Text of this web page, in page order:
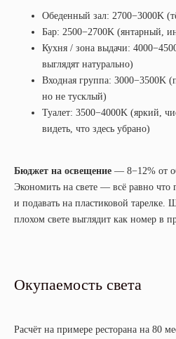
Обеденный зал: 2700−3000K
Бар: 2500−2700K (янтарный,
Кухня / зона выдачи:
выглядят натурально)
Входная группа: 3000−3500K
но не тусклый)
Туалет: 3500−4000K (яркий,
видеть, что здесь убрано)
Бюджет на освещение — 8−12% от
Экономить на свете — всё равно что
и подавать на пластиковой тарелке.
плохом свете выглядит как номер в
Окупаемость света
Расчёт на примере ресторана на 80